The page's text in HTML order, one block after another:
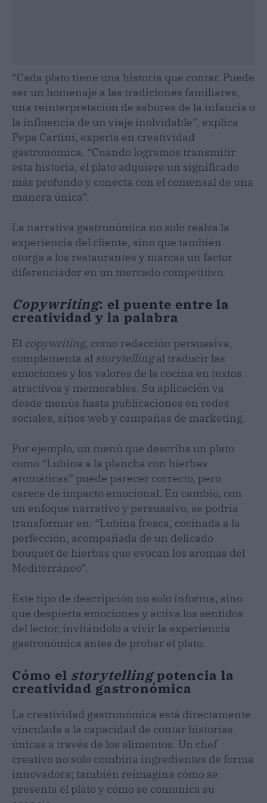
“Cada plato tiene una historia que contar. Puede
ser un homenaje a las tradiciones familiares,
una reinterpretación de sabores de la infancia o
la influencia de un viaje inolvidable”, explica
Pepa Cartini, experta en creatividad
gastronómica. “Cuando logramos transmitir
esta historia, el plato adquiere un significado
más profundo y conecta con el comensal de una
manera única”.
La narrativa gastronómica no solo realza la
experiencia del cliente, sino que también
otorga a los restaurantes y marcas un factor
diferenciador en un mercado competitivo.
Copywriting: el puente entre la
creatividad y la palabra
El copywriting, como redacción persuasiva,
complementa al storytellingal traducir las
emociones y los valores de la cocina en textos
atractivos y memorables. Su aplicación va
desde menús hasta publicaciones en redes
sociales, sitios web y campañas de marketing.
Por ejemplo, un menú que describa un plato
como “Lubina a la plancha con hierbas
aromáticas” puede parecer correcto, pero
carece de impacto emocional. En cambio, con
un enfoque narrativo y persuasivo, se podría
transformar en: “Lubina fresca, cocinada a la
perfección, acompañada de un delicado
bouquet de hierbas que evocan los aromas del
Mediterráneo”.
Este tipo de descripción no solo informa, sino
que despierta emociones y activa los sentidos
del lector, invitándolo a vivir la experiencia
gastronómica antes de probar el plato.
Cómo el storytellingpotencia la
creatividad gastronómica
La creatividad gastronómica está directamente
vinculada a la capacidad de contar historias
únicas a través de los alimentos. Un chef
creativo no solo combina ingredientes de forma
innovadora; también reimagina cómo se
presenta el plato y cómo se comunica su